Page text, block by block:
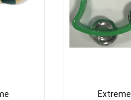
Extreme